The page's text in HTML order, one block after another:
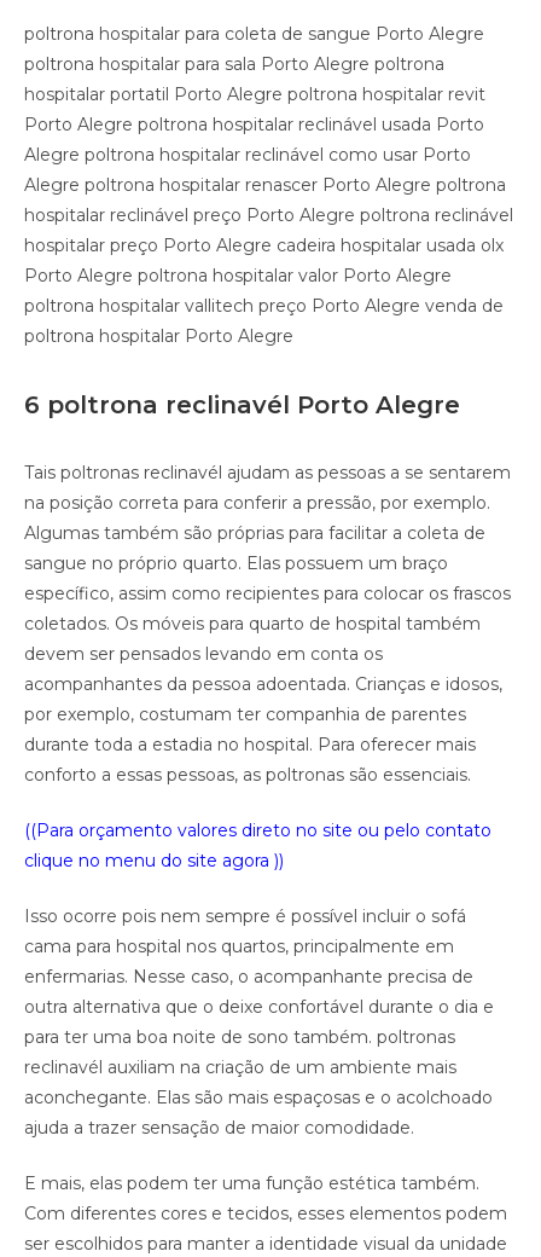
poltrona hospitalar para coleta de sangue Porto Alegre
poltrona hospitalar para sala Porto Alegre poltrona
hospitalar portatil Porto Alegre poltrona hospitalar revit
Porto Alegre poltrona hospitalar reclinável usada Porto
Alegre poltrona hospitalar reclinável como usar Porto
Alegre poltrona hospitalar renascer Porto Alegre poltrona
hospitalar reclinável preço Porto Alegre poltrona reclinável
hospitalar preço Porto Alegre cadeira hospitalar usada olx
Porto Alegre poltrona hospitalar valor Porto Alegre
poltrona hospitalar vallitech preço Porto Alegre venda de
poltrona hospitalar Porto Alegre
6 poltrona reclinavél Porto Alegre
Tais poltronas reclinavél ajudam as pessoas a se sentarem
na posição correta para conferir a pressão, por exemplo.
Algumas também são próprias para facilitar a coleta de
sangue no próprio quarto. Elas possuem um braço
específico, assim como recipientes para colocar os frascos
coletados. Os móveis para quarto de hospital também
devem ser pensados levando em conta os
acompanhantes da pessoa adoentada. Crianças e idosos,
por exemplo, costumam ter companhia de parentes
durante toda a estadia no hospital. Para oferecer mais
conforto a essas pessoas, as poltronas são essenciais.
((Para orçamento valores direto no site ou pelo contato
clique no menu do site agora ))
Isso ocorre pois nem sempre é possível incluir o sofá
cama para hospital nos quartos, principalmente em
enfermarias. Nesse caso, o acompanhante precisa de
outra alternativa que o deixe confortável durante o dia e
para ter uma boa noite de sono também. poltronas
reclinavél auxiliam na criação de um ambiente mais
aconchegante. Elas são mais espaçosas e o acolchoado
ajuda a trazer sensação de maior comodidade.
E mais, elas podem ter uma função estética também.
Com diferentes cores e tecidos, esses elementos podem
ser escolhidos para manter a identidade visual da unidade